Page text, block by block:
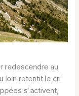
redescendre au
loin retentit le cri
s'activent,